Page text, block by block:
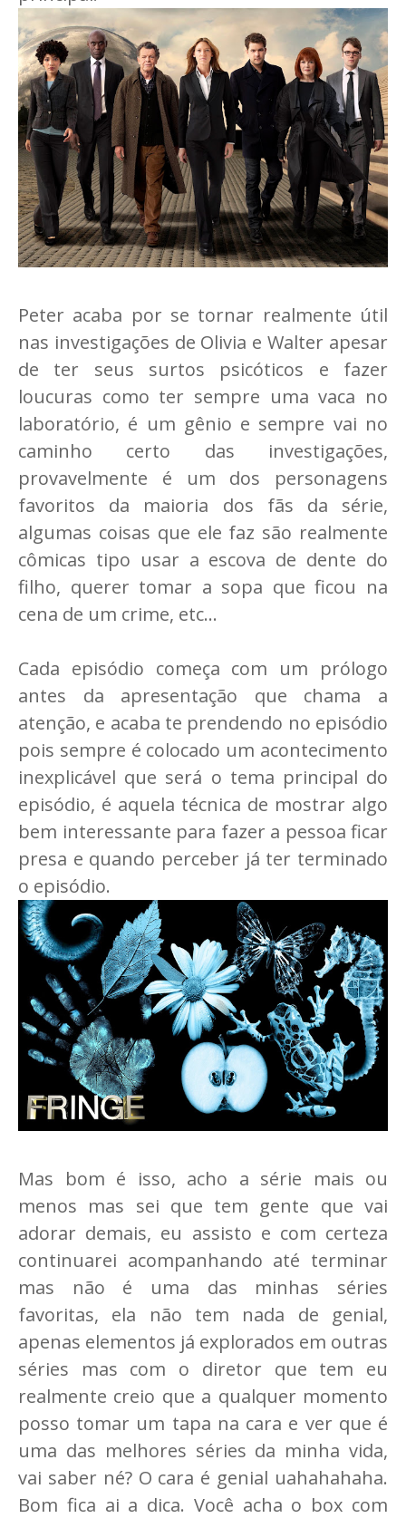
Peter acaba por se tornar realmente útil
nas investigações de Olivia e Walter apesar
de ter seus surtos psicóticos e fazer
loucuras como ter sempre uma vaca no
laboratório, é um gênio e sempre vai no
caminho certo das investigações,
provavelmente é um dos personagens
favoritos da maioria dos fãs da série,
algumas coisas que ele faz são realmente
cômicas tipo usar a escova de dente do
filho, querer tomar a sopa que ficou na
cena de um crime, etc...
Cada episódio começa com um prólogo
antes da apresentação que chama a
atenção, e acaba te prendendo no episódio
pois sempre é colocado um acontecimento
inexplicável que será o tema principal do
episódio, é aquela técnica de mostrar algo
bem interessante para fazer a pessoa ficar
presa e quando perceber já ter terminado
o episódio.
Mas bom é isso, acho a série mais ou
menos mas sei que tem gente que vai
adorar demais, eu assisto e com certeza
continuarei acompanhando até terminar
mas não é uma das minhas séries
favoritas, ela não tem nada de genial,
apenas elementos já explorados em outras
séries mas com o diretor que tem eu
realmente creio que a qualquer momento
posso tomar um tapa na cara e ver que é
uma das melhores séries da minha vida,
vai saber né? O cara é genial uahahahaha.
Bom fica ai a dica. Você acha o box com